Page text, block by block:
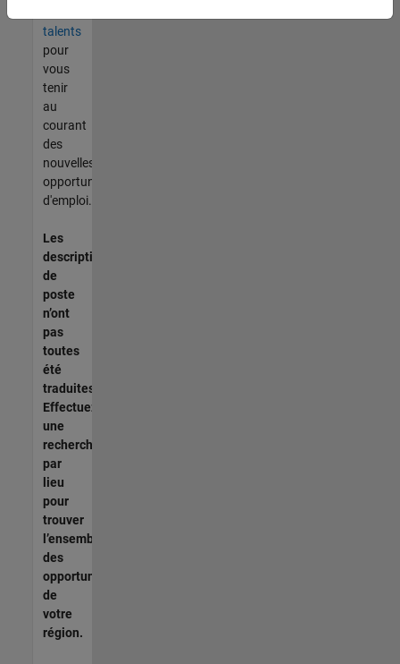
talents
pour
vous
tenir
au
courant
des
nouvelles
opportunités
d'emploi.
Les
descriptions
de
poste
n’ont
pas
toutes
été
traduites.
Effectuez
une
recherche
par
lieu
pour
trouver
l’ensemble
des
opportunités
de
votre
région.